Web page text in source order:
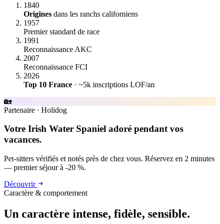
1840
Origines dans les ranchs californiens
1957
Premier standard de race
1991
Reconnaissance AKC
2007
Reconnaissance FCI
2026
Top 10 France · ~5k inscriptions LOF/an
🏡
Partenaire · Holidog
Votre Irish Water Spaniel adoré pendant vos
vacances.
Pet-sitters vérifiés et notés près de chez vous. Réservez en 2 minutes
— premier séjour à -20 %.
Découvrir
Caractère & comportement
Un caractère intense, fidèle, sensible.